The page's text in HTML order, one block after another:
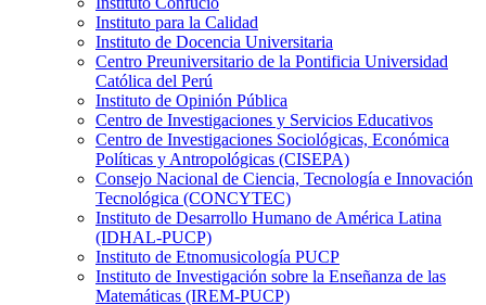
Instituto para la Calidad
Instituto de Docencia Universitaria
Centro Preuniversitario de la Pontificia Universidad
Católica del Perú
Instituto de Opinión Pública
Centro de Investigaciones y Servicios Educativos
Centro de Investigaciones Sociológicas, Económica
Políticas y Antropológicas (CISEPA)
Consejo Nacional de Ciencia, Tecnología e Innovación
Tecnológica (CONCYTEC)
Instituto de Desarrollo Humano de América Latina
(IDHAL-PUCP)
Instituto de Etnomusicología PUCP
Instituto de Investigación sobre la Enseñanza de las
Matemáticas (IREM-PUCP)